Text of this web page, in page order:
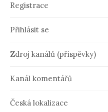
Registrace
Přihlásit se
Zdroj kanálů (příspěvky)
Kanál komentářů
Česká lokalizace